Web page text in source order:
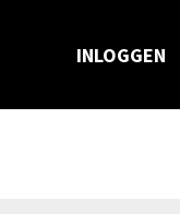
INLOGGEN